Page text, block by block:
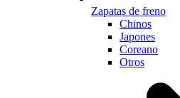
Zapatas de freno
Chinos
Japones
Coreano
Otros